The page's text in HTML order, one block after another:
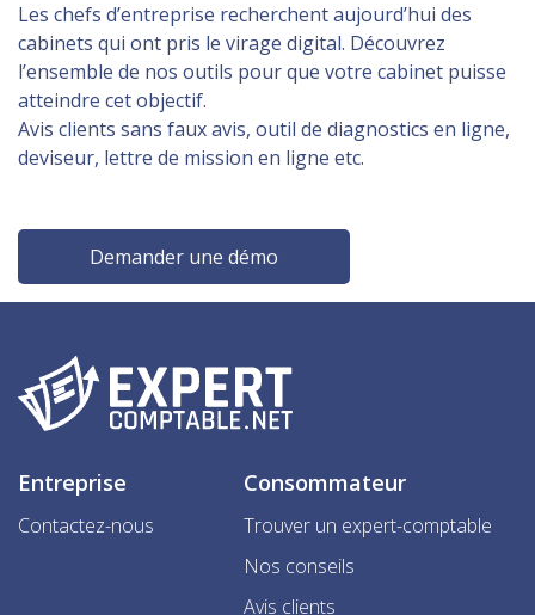
Les chefs d’entreprise recherchent aujourd’hui des
cabinets qui ont pris le virage digital. Découvrez
l’ensemble de nos outils pour que votre cabinet puisse
atteindre cet objectif.
Avis clients sans faux avis, outil de diagnostics en ligne,
deviseur, lettre de mission en ligne etc.
Demander une démo
Entreprise
Contactez-nous
Consommateur
Trouver un expert-comptable
Nos conseils
Avis clients